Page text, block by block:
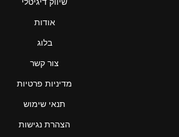
אודות
בלוג
צור קשר
מדיניות פרטיות
תנאי שימוש
הצהרת נגישות